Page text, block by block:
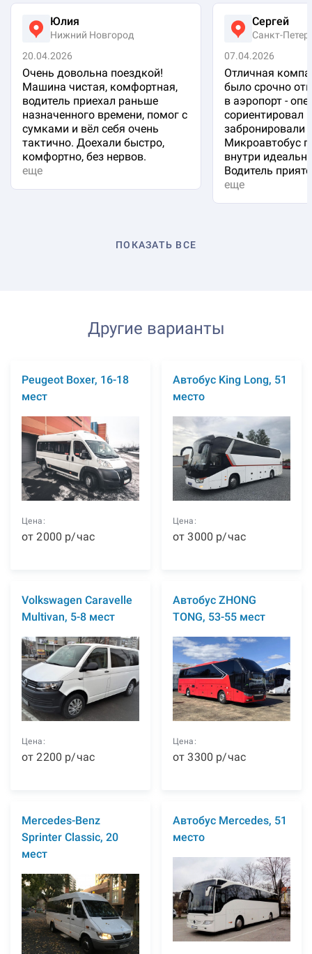
Юлия
Нижний Новгород
20.04.2026
Очень довольна поездкой!
Машина чистая, комфортная,
водитель приехал раньше
назначенного времени, помог с
сумками и вёл себя очень
тактично. Доехали быстро,
комфортно, без нервов.
еще
Сергей
Санкт-
07.04.2026
Отличная
было срочно
в аэропорт -
сориентировал и
забронировали
Микроавтобус
внутри
Водитель
еще
ПОКАЗАТЬ ВСЕ
Другие варианты
Peugeot Boxer, 16-18
мест
Цена:
от2000 р/час
Автобус King Long, 51
место
Цена:
от3000 р/час
Volkswagen Caravelle
Multivan, 5-8 мест
Цена:
от2200 р/час
Автобус ZHONG
TONG, 53-55 мест
Цена:
от3300 р/час
Mercedes-Benz
Sprinter Classic, 20
мест
Автобус Mercedes, 51
место